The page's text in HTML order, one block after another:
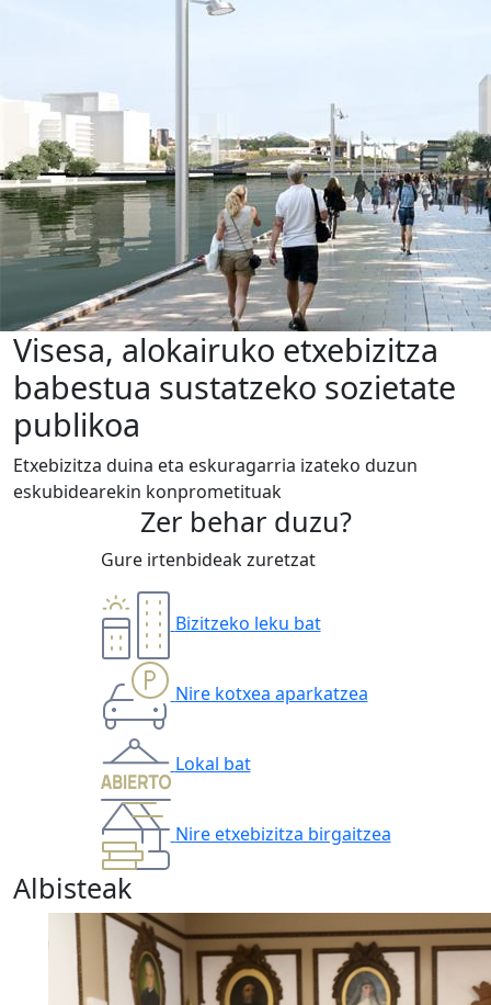
Visesa, alokairuko etxebizitza
babestua sustatzeko sozietate
publikoa
Etxebizitza duina eta eskuragarria izateko duzun
eskubidearekin konprometituak
Zer behar duzu?
Gure irtenbideak zuretzat
Bizitzeko leku bat
Nire kotxea aparkatzea
Lokal bat
Nire etxebizitza birgaitzea
Albisteak